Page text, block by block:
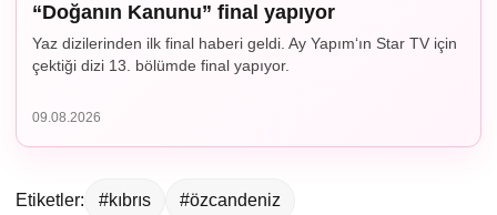
“Doğanın Kanunu” final yapıyor
Yaz dizilerinden ilk final haberi geldi. Ay Yapım‘ın Star TV için
çektiği dizi 13. bölümde final yapıyor.
09.08.2026
Etiketler: #kıbrıs #özcandeniz